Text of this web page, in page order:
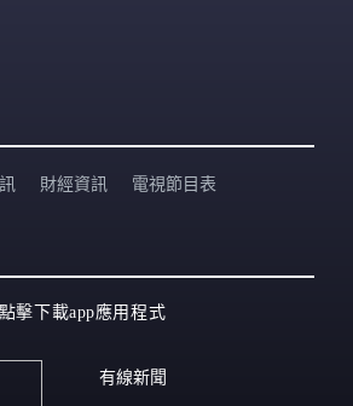
財經資訊 電視節目表
點擊下載app應用程式
有線新聞